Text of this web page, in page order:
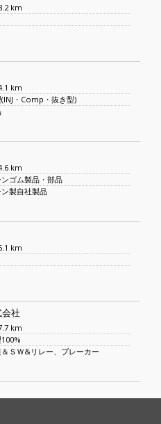
km
km
・Comp・抜き型)
km
ゴム製品・部品
製自社製品
km
社
km
100%
ＳＷ&リレー、ブレーカー